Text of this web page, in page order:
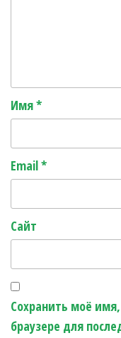
Имя*
Email*
Сайт
Сохранить моё
браузере для